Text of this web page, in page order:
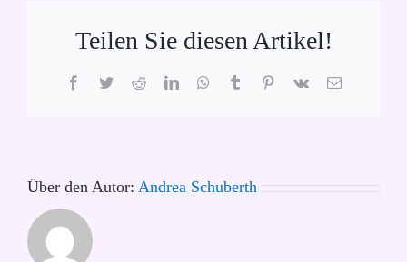
Teilen Sie diesen Artikel!
Facebook
TwitterRedditLinkedInWhatsApp
TumblrPinterest
Vk
E-
Über den Autor: Andrea Schuberth